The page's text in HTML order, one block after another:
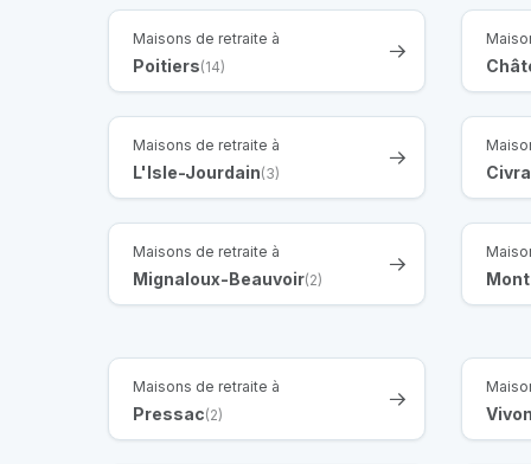
Maisons de retraite à
Poitiers(14)
Maisons de retraite à
L'Isle-Jourdain(3)
Maisons de retraite à
Mignaloux-Beauvoir(2)
Maisons de retraite à
Pressac(2)